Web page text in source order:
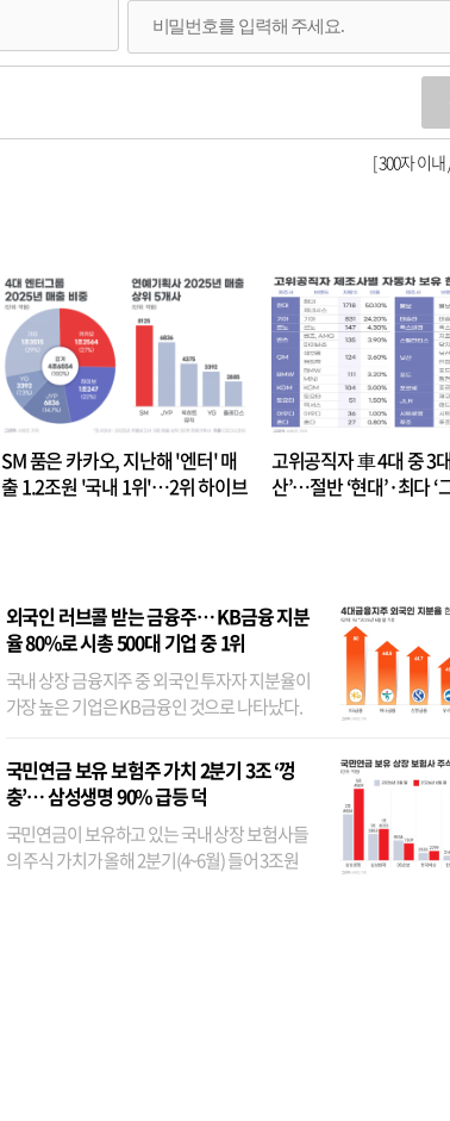
[ 300자 이
SM 품은 카카오, 지난해 '엔터' 매
출 1.2조원 '국내 1위'…2위 하이브
고위공직자 車 4대 중 3
산’…절반 ‘현대’·최다 ‘
외국인 러브콜 받는 금융주… KB금융 지분
율 80%로 시총 500대 기업 중 1위
국내 상장 금융지주 중 외국인 투자자 지분율이
가장 높은 기업은 KB금융인 것으로 나타났다.
융이었다. 특히 KB금융은 지난달 말 기준 해외
기관투자자 지분율이...
국민연금 보유 보험주 가치 2분기 3조 ‘껑
충’… 삼성생명 90% 급등 덕
국민연금이 보유하고 있는 국내 상장 보험사들
의 주식 가치가 올해 2분기(4~6월) 들어 3조원